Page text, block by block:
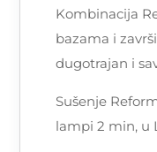
Kombinacija
bazama i
dugotrajan i
Sušenje
lampi 2 min, u